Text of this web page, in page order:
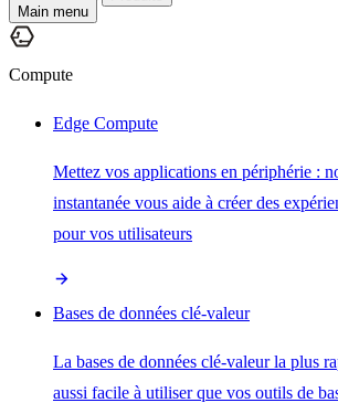
Main menu
Compute
Edge Compute
Mettez vos applications en périphérie :
instantanée vous aide à créer des
pour vos utilisateurs
Bases de données clé-valeur
La bases de données clé-valeur la plus
aussi facile à utiliser que vos outils de